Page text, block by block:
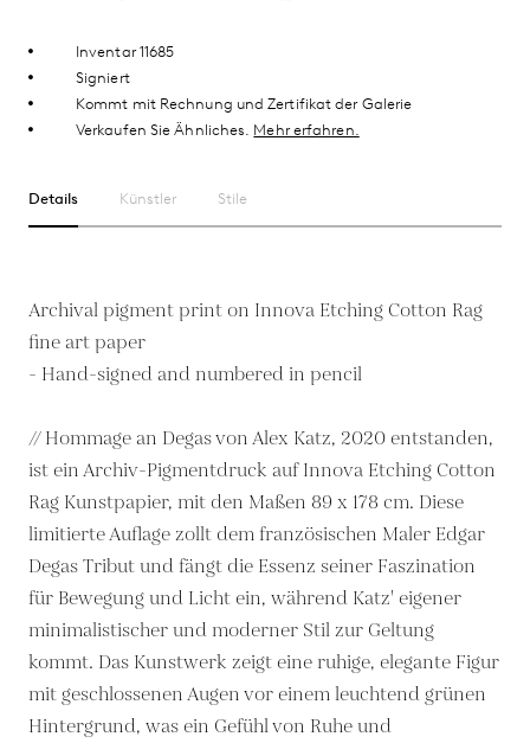
Inventar 11685
Signiert
Kommt mit Rechnung und Zertifikat der Galerie
Verkaufen Sie Ähnliches. Mehr erfahren.
Details Künstler Stile
Archival pigment print on Innova Etching Cotton Rag
fine art paper
- Hand-signed and numbered in pencil
// Hommage an Degas von Alex Katz, 2020 entstanden,
ist ein Archiv-Pigmentdruck auf Innova Etching Cotton
Rag Kunstpapier, mit den Maßen 89 x 178 cm. Diese
limitierte Auflage zollt dem französischen Maler Edgar
Degas Tribut und fängt die Essenz seiner Faszination
für Bewegung und Licht ein, während Katz' eigener
minimalistischer und moderner Stil zur Geltung
kommt. Das Kunstwerk zeigt eine ruhige, elegante Figur
mit geschlossenen Augen vor einem leuchtend grünen
Hintergrund, was ein Gefühl von Ruhe und